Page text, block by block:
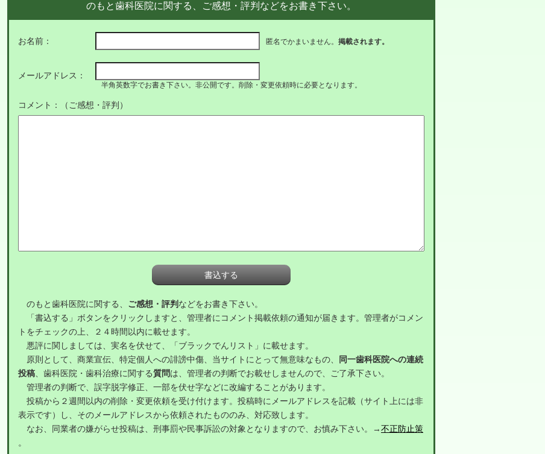
のもと歯科医院に関する、ご感想・評判などをお書き下さい。
お名前： 匿名でかまいません。 掲載されます。
メールアドレス：
半角英数字でお書き下さい。非公開です。削除・変更依頼時に必要となります。
コメント：（ご感想・評判）
のもと歯科医院に関する、 ご感想・評判 などをお書き下さい。
「書込する」ボタンをクリックしますと、管理者にコメント掲載依頼の通知が届きます。管理者がコメン
トをチェックの上、２４時間以内に載せます。
悪評に関しましては、実名を伏せて、「ブラックでんリスト」に載せます。
原則として、商業宣伝、特定個人への誹謗中傷、当サイトにとって無意味なもの、
同一歯科医院への連続
投稿 、歯科医院・歯科治療に関する質問は、管理者の判断でお載せしませんので、ご了承下さい。
管理者の判断で、誤字脱字修正、一部を伏せ字などに改編することがあります。
投稿から２週間以内の削除・変更依頼を受け付けます。投稿時にメールアドレスを記載（サイト上には非
表示です）し、そのメールアドレスから依頼されたもののみ、対応致します。
なお、同業者の嫌がらせ投稿は、刑事罰や民事訴訟の対象となりますので、お慎み下さい。→不正防止策
。